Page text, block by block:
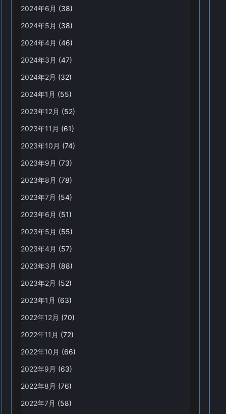
2024年6月 (38)
2024年5月 (38)
2024年4月 (46)
2024年3月 (47)
2024年2月 (32)
2024年1月 (55)
2023年12月 (52)
2023年11月 (61)
2023年10月 (74)
2023年9月 (73)
2023年8月 (78)
2023年7月 (54)
2023年6月 (51)
2023年5月 (55)
2023年4月 (57)
2023年3月 (88)
2023年2月 (52)
2023年1月 (63)
2022年12月 (70)
2022年11月 (72)
2022年10月 (66)
2022年9月 (63)
2022年8月 (76)
2022年7月 (58)